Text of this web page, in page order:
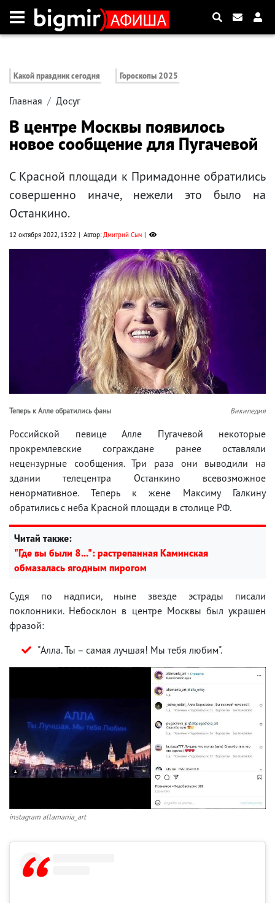
Какой праздник сегодня Гороскопы 2025
Главная Досуг
В центре Москвы появилось
новое сообщение для Пугачевой
С Красной площади к Примадонне обратились
совершенно иначе, нежели это было на
Останкино.
12 октября 2022, 13:22 Автор:Дмитрий Сыч
Теперь к Алле обратились фаны Википедия
Российской певице Алле Пугачевой некоторые
прокремлевские сограждане ранее оставляли
нецензурные сообщения. Три раза они выводили на
здании телецентра Останкино всевозможное
ненормативное. Теперь к жене Максиму Галкину
обратились с неба Красной площади в столице РФ.
Читай также:
"Где вы были 8...": растрепанная Каминская
обмазалась ягодным пирогом
Судя по надписи, ныне звезде эстрады писали
поклонники. Небосклон в центре Москвы был украшен
фразой:
"Алла. Ты – самая лучшая! Мы тебя любим".
instagram allamania_art